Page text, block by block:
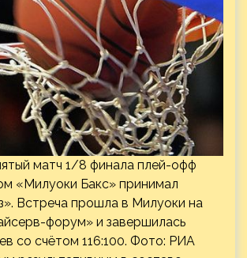
матч 1/8 финала плей-офф
«Милуоки Бакс» принимал
Встреча прошла в Милуоки на
форум» и завершилась
со счётом 116:100. Фото: РИА